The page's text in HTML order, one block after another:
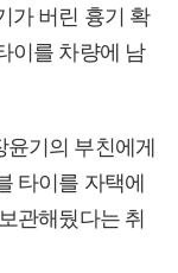
가 버린 흉기 확
이를 차량에 남
윤기의 부친에게
타이를 자택에
관해뒀다는 취